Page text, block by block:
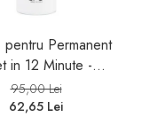
pentru Permanent
in 12 Minute -
Moved 12Min
Free Waving
95,00 Lei
62,65 Lei